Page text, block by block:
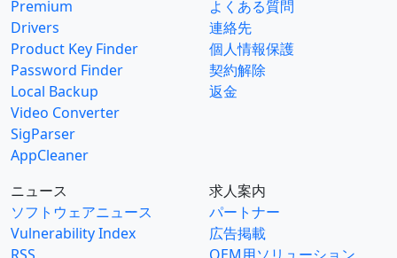
Premium
Drivers
Product Key Finder
Password Finder
Local Backup
Video Converter
SigParser
AppCleaner
よくある質問
連絡先
個人情報保護
契約解除
返金
ニュース
ソフトウェアニュース
Vulnerability Index
求人案内
パートナー
広告掲載